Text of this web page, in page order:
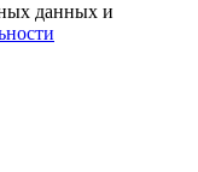
данных и